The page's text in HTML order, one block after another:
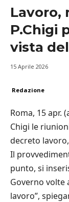
Lavoro,
P.Chigi
vista
15 Aprile 2026
Redazione
Roma, 15 apr.
Chigi le
decreto
Il
punto, si
Governo volte
lavoro”,